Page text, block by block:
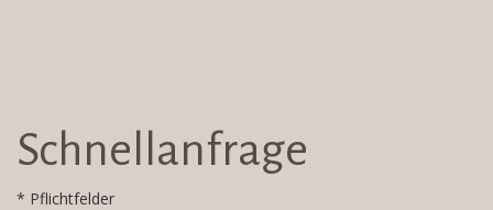
Schnellanfrage
* Pflichtfelder